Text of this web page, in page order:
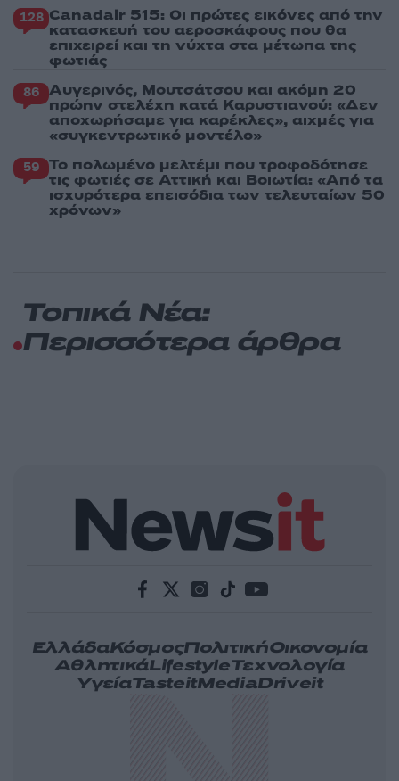
128 Canadair 515: Οι πρώτες εικόνες από την
κατασκευή του αεροσκάφους που θα
επιχειρεί και τη νύχτα στα μέτωπα της
φωτιάς
86 Αυγερινός, Μουτσάτσου και ακόμη 20
πρώην στελέχη κατά Καρυστιανού: «Δεν
αποχωρήσαμε για καρέκλες», αιχμές για
«συγκεντρωτικό μοντέλο»
59 Το πολωμένο μελτέμι που τροφοδότησε
τις φωτιές σε Αττική και Βοιωτία: «Από τα
ισχυρότερα επεισόδια των τελευταίων 50
χρόνων»
Τοπικά Νέα:
Περισσότερα άρθρα
ΕλλάδαΚόσμοςΠολιτικήΟικονομία
ΑθλητικάLifestyleΤεχνολογία
ΥγείαTasteitMediaDriveit